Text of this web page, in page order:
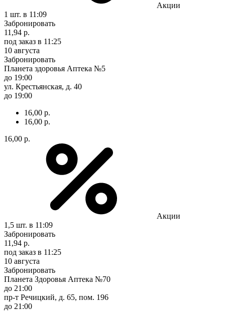
Акции
1 шт. в 11:09
Забронировать
11,94 р.
под заказ в 11:25
10 августа
Забронировать
Планета здоровья Аптека №5
до 19:00
ул. Крестьянская, д. 40
до 19:00
16,00 р.
16,00 р.
16,00 р.
Акции
1,5 шт. в 11:09
Забронировать
11,94 р.
под заказ в 11:25
10 августа
Забронировать
Планета Здоровья Аптека №70
до 21:00
пр-т Речицкий, д. 65, пом. 196
до 21:00